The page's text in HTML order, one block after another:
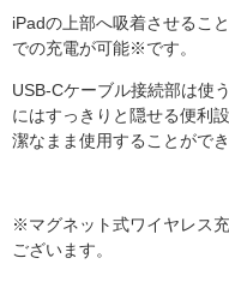
iPadの上部へ吸着させるこ
での充電が可能※です。
USB-Cケーブル接続部は使
にはすっきりと隠せる便利
潔なまま使用することができ
※マグネット式ワイヤレス
ございます。